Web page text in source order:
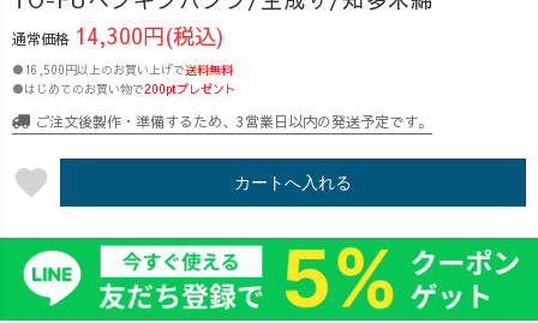
通常価格 14,300円(税込)
●16,500円以上のお買い上げで送料無料
●はじめてのお買い物で200ptプレゼント
ご注文後製作・準備するため、3営業日以内の発送予定です。
favorite カートへ入れる